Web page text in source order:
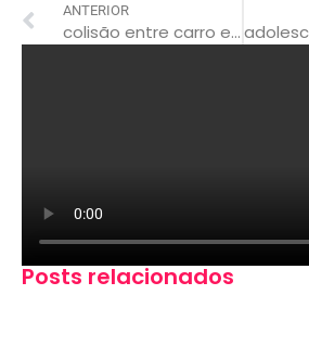
ANTERIOR
colisão entre carro e moto em rondonópolis deixa motociclista em estado grave
Posts relacionados